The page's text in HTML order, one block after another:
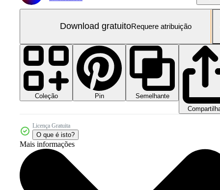
Download gratuitoRequere atribuição
Coleção Pin
Semelhante
Licença Gratuita
O que é isto?
Mais informações